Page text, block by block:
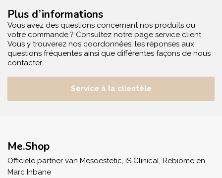
Plus d’informations
Vous avez des questions concernant nos produits ou
votre commande ? Consultez notre page service client.
Vous y trouverez nos coordonnées, les réponses aux
questions fréquentes ainsi que différentes façons de nous
contacter.
Service à la clientèle
Me.Shop
Officiële partner van Mesoestetic, iS Clinical, Rebiome en
Marc Inbane